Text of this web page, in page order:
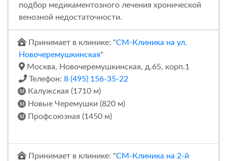
подбор медикаментозного лечения хронической
венозной недостаточности.
Принимает в клинике: "СМ-Клиника на ул.
Новочеремушкинская"
Москва, Новочеремушкинская, д.65, корп.1
Телефон: 8 (495) 156-35-22
Калужская (1710 м)
Новые Черемушки (820 м)
Профсоюзная (1450 м)
Принимает в клинике: "СМ-Клиника на 2-й